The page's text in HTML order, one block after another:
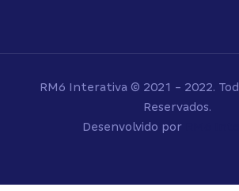
RM6 Interativa © 2021 - 2022.
Reservados.
Desenvolvido por